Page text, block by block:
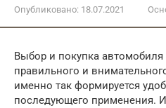
Опубликовано: 18.07.2021
Выбор и покупка автомобиля
правильного и
именно так формируется
последующего применения.